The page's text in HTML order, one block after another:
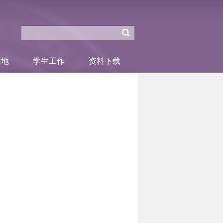
学生工作 资料下载